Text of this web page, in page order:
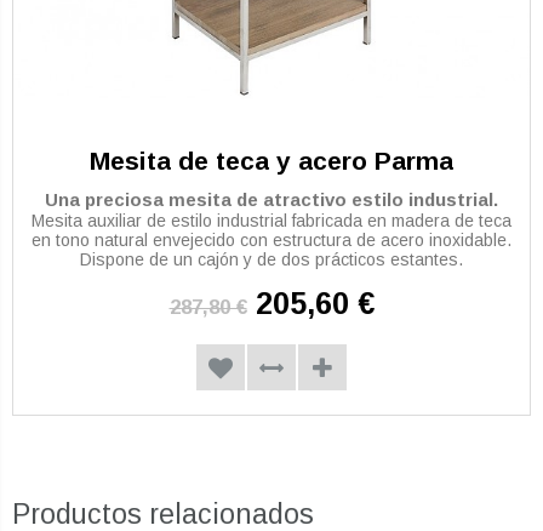
Mesita de teca y acero Parma
Una preciosa mesita de atractivo estilo industrial.
Mesita auxiliar de estilo industrial fabricada en madera de teca
en tono natural envejecido con estructura de acero inoxidable.
Dispone de un cajón y de dos prácticos estantes.
287,80 € 205,60 €
Productos relacionados